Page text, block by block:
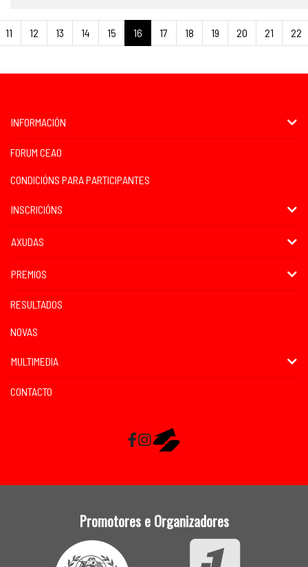
11 12 13 14 15 16 17 18 19 20 21 22
INFORMACIÓN
FORUM CEAO
CONDICIÓNS PARA PARTICIPANTES
INSCRICIÓNS
AXUDAS
PREMIOS
RESULTADOS
NOVAS
MULTIMEDIA
CONTACTO
Facebook
InstagramRaceMapp
Promotores e Organizadores